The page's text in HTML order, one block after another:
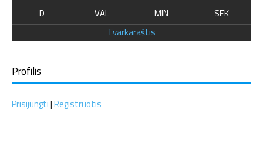
D VAL MIN
SEK
Tvarkaraštis
Profilis
Prisijungti|Registruotis